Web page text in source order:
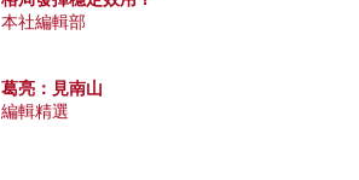
本社編輯部
葛亮：見南山
編輯精選